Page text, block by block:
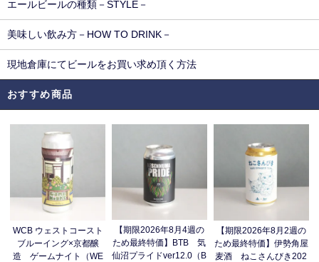
エールビールの種類－STYLE－
美味しい飲み方－HOW TO DRINK－
現地倉庫にてビールをお買い求め頂く方法
おすすめ商品
WCB ウェストコースト
ブルーイング×京都醸
造 ゲームナイト（WE
【期限2026年8月4週の
ため最終特価】BTB 気
仙沼プライドver12.0（B
【期限2026年8月2週の
ため最終特価】伊勢角屋
麦酒 ねこさんびき202